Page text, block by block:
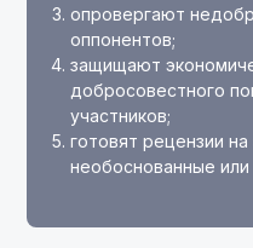
опровергают
оппонентов;
защищают
добросовестного
участников;
готовят рецензии
необоснованные